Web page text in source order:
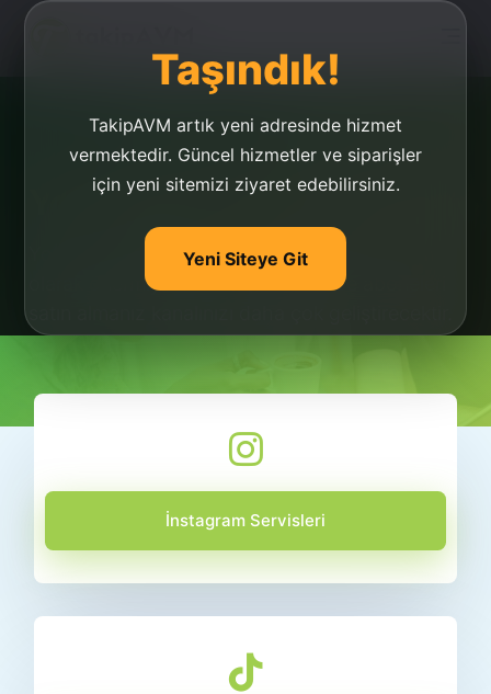
Taşındık!
TakipAVM artık yeni adresinde hizmet
vermektedir. Güncel hizmetler ve siparişler
için yeni sitemizi ziyaret edebilirsiniz.
Yeni Siteye Git
Youtube Sahte Abone
Youtube sahte abone almanızı takipavm.com
olarak önermiyoruz. Gerçek Youtube aboneleri
İnstagram Servisleri